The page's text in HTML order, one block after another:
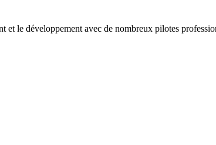
le développement avec de nombreux pilotes